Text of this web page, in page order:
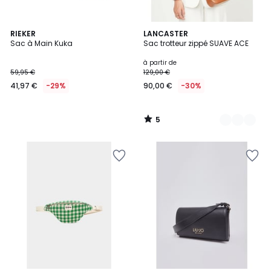
RIEKER
Sac à Main Kuka
59,95 €
41,97 € -29%
LANCASTER
Sac trotteur zippé SUAVE ACE
à partir de
129,00 €
90,00 € -30%
5
/
15
Couleurs
5
/